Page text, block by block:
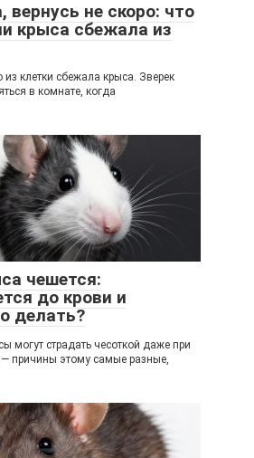
вернусь не скоро: что
крыса сбежала из
из клетки сбежала крыса. Зверек
в комнате, когда
чешется:
до крови и
делать?
могут страдать чесоткой даже при
причины этому самые разные,